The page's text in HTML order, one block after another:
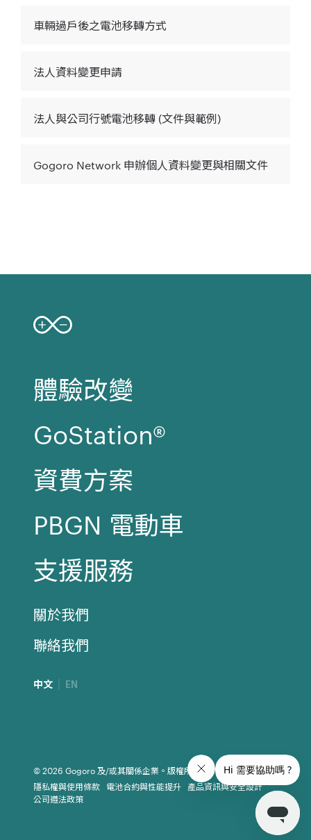
車輛過戶後之電池移轉方式
法人資料變更申請
法人與公司行號電池移轉 (文件與範例)
Gogoro Network 申辦個人資料變更與相關文件
體驗改變
GoStation®
資費方案
PBGN 電動車
支援服務
關於我們
聯絡我們
中文 EN
© 2026 Gogoro 及/或其關係企業。版權所有。
隱私權與使用條款 電池合約與性能提升 產品資訊與安全設計
公司遵法政策